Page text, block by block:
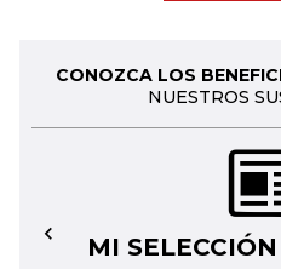
CONOZCA LOS
NUESTROS
MI
←